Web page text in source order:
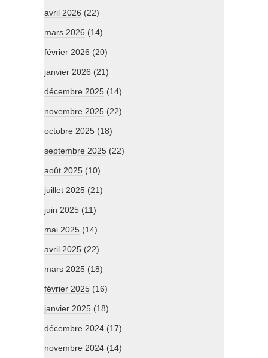
avril 2026 (22)
mars 2026 (14)
février 2026 (20)
janvier 2026 (21)
décembre 2025 (14)
novembre 2025 (22)
octobre 2025 (18)
septembre 2025 (22)
août 2025 (10)
juillet 2025 (21)
juin 2025 (11)
mai 2025 (14)
avril 2025 (22)
mars 2025 (18)
février 2025 (16)
janvier 2025 (18)
décembre 2024 (17)
novembre 2024 (14)